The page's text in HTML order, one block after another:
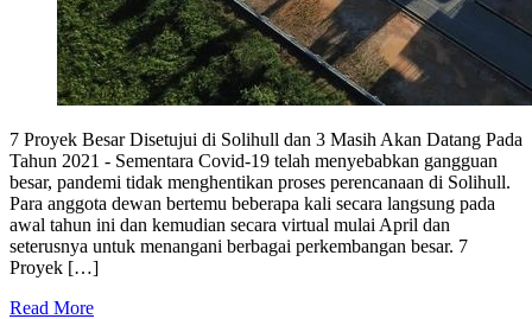
7 Proyek Besar Disetujui di Solihull dan 3 Masih Akan Datang Pada
Tahun 2021 - Sementara Covid-19 telah menyebabkan gangguan
besar, pandemi tidak menghentikan proses perencanaan di Solihull.
Para anggota dewan bertemu beberapa kali secara langsung pada
awal tahun ini dan kemudian secara virtual mulai April dan
seterusnya untuk menangani berbagai perkembangan besar. 7
Proyek […]
Read More